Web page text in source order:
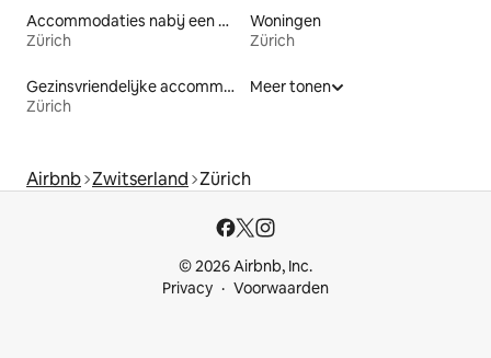
Accommodaties nabij een meer
Zürich
Woningen
Zürich
Gezinsvriendelijke accommodaties
Zürich
Meer tonen
Airbnb Zwitserland Zürich
© 2026 Airbnb, Inc.
Privacy
Voorwaarden